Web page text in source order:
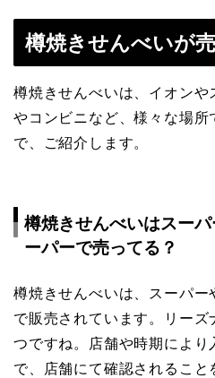
樽焼きせんべいが
樽焼きせんべいは、イオンや
やコンビニなど、様々な場所
で、ご紹介します。
樽焼きせんべいはスー
ーパーで売ってる？
樽焼きせんべいは、スーパー
で販売されています。リーズ
つですね。店舗や時期により
で、店舗にて確認されること